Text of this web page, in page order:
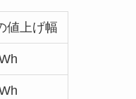
値上げ幅